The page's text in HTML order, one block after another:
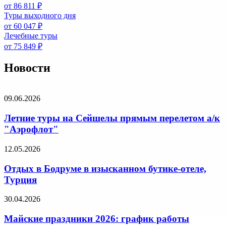
от 86 811 ₽
Туры выходного дня
от 60 047 ₽
Лечебные туры
от 75 849 ₽
Новости
09.06.2026
Летние туры на Сейшелы прямым перелетом а/к
"Аэрофлот"
12.05.2026
Отдых в Бодруме в изысканном бутике-отеле,
Турция
30.04.2026
Майские праздники 2026: график работы